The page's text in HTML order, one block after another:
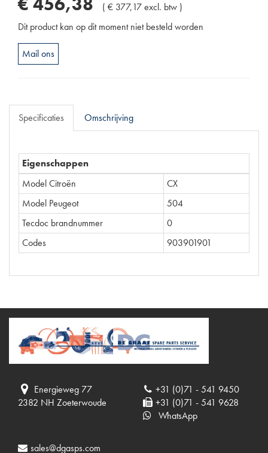
( € 377,17excl. btw )
Dit product kan op dit moment niet besteld worden
Mail ons
Specificaties Omschrijving
Eigenschappen
Model Citroën
CX
Model Peugeot
504
Tecdoc brandnummer
0
Codes
903901901
Energieweg 77
2382 NH Zoeterwoude
+31 (0)71 - 541 9450
+31 (0)71 - 541 9628
WhatsApp
sales@dgasps.com